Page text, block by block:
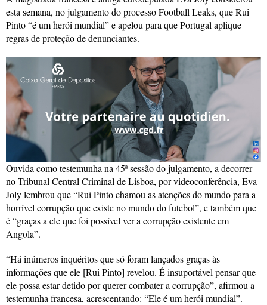
esta semana, no julgamento do processo Football Leaks, que Rui
Pinto “é um herói mundial” e apelou para que Portugal aplique
regras de proteção de denunciantes.
Ouvida como testemunha na 45ª sessão do julgamento, a decorrer
no Tribunal Central Criminal de Lisboa, por videoconferência, Eva
Joly lembrou que “Rui Pinto chamou as atenções do mundo para a
horrível corrupção que existe no mundo do futebol”, e também que
é “graças a ele que foi possível ver a corrupção existente em
Angola”.
“Há inúmeros inquéritos que só foram lançados graças às
informações que ele [Rui Pinto] revelou. É insuportável pensar que
ele possa estar detido por querer combater a corrupção”, afirmou a
testemunha francesa, acrescentando: “Ele é um herói mundial”.